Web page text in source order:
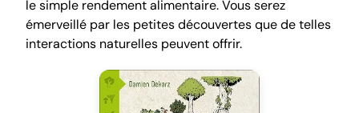
le simple rendement alimentaire. Vous serez
émerveillé par les petites découvertes que de telles
interactions naturelles peuvent offrir.